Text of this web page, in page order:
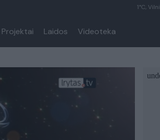
1°C,
Projektai Laidos Videoteka